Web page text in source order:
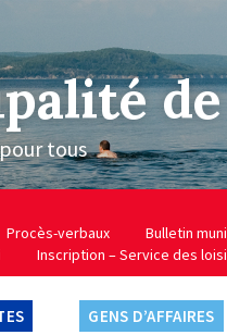
tous
Procès-verbaux Bulletin
Inscription – Service des
GENS D’AFFAIRES